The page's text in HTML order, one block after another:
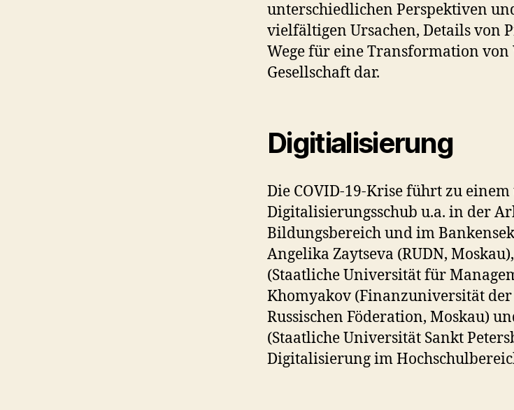
unterschiedlichen Perspektiven
vielfältigen Ursachen, Details von
Wege für eine Transformation
Gesellschaft dar.
Digitialisierung
Die COVID-19-Krise führt zu
Digitalisierungsschub u.a. in der
Bildungsbereich und im
Angelika Zaytseva (RUDN,
(Staatliche Universität für
Khomyakov (Finanzuniversität
Russischen Föderation, Moskau)
(Staatliche Universität Sankt
Digitalisierung im